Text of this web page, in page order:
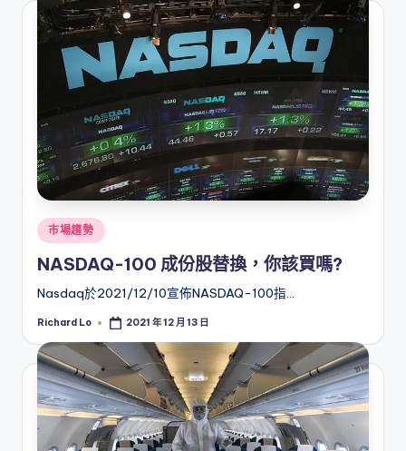
Posted
in
市場趨勢
NASDAQ-100 成份股替換，你該買嗎?
Nasdaq於2021/12/10宣佈NASDAQ-100指…
Posted
Richard Lo 2021 年 12 月 13 日